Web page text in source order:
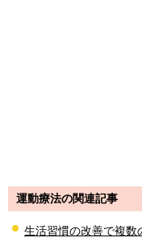
運動療法の関連記事
生活習慣の改善で複数